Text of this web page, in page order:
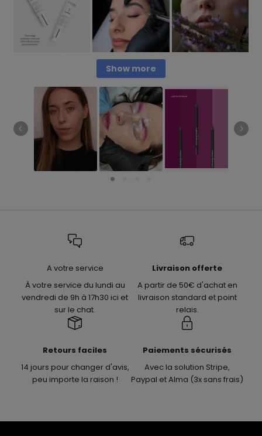
Show more
A votre service
À votre service du lundi au
vendredi de 9h à 17h30 ici et
sur le chat.
Livraison offerte
A partir de 50€ d'achat en
livraison standard et point
relais.
Retours faciles
14 jours pour changer d'avis,
peu importe la raison !
Paiements sécurisés
Avec la solution Stripe,
Paypal et Alma (3x sans frais)